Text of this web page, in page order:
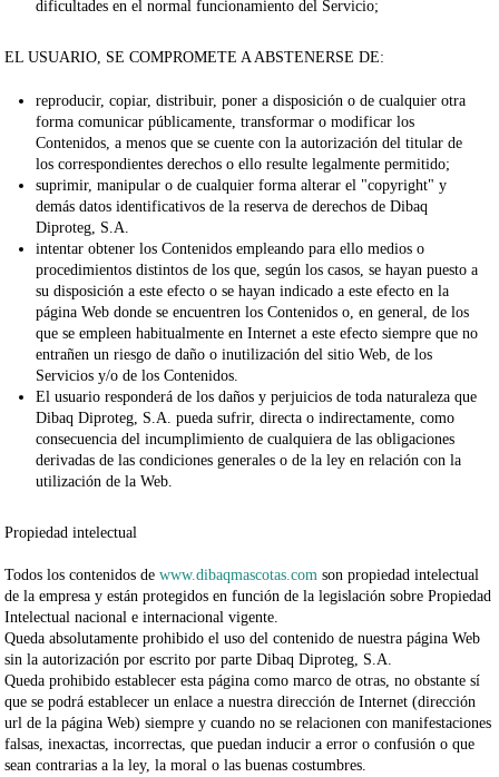
dificultades en el normal funcionamiento del Servicio;
EL USUARIO, SE COMPROMETE A ABSTENERSE DE:
reproducir, copiar, distribuir, poner a disposición o de cualquier otra
forma comunicar públicamente, transformar o modificar los
Contenidos, a menos que se cuente con la autorización del titular de
los correspondientes derechos o ello resulte legalmente permitido;
suprimir, manipular o de cualquier forma alterar el "copyright" y
demás datos identificativos de la reserva de derechos deDibaq
Diproteg, S.A.
intentar obtener los Contenidos empleando para ello medios o
procedimientos distintos de los que, según los casos, se hayan puesto a
su disposición a este efecto o se hayan indicado a este efecto en la
página Web donde se encuentren los Contenidos o, en general, de los
que se empleen habitualmente en Internet a este efecto siempre que no
entrañen un riesgo de daño o inutilización del sitio Web, de los
Servicios y/o de los Contenidos.
El usuario responderá de los daños y perjuicios de toda naturaleza que
Dibaq Diproteg, S.A.pueda sufrir, directa o indirectamente, como
consecuencia del incumplimiento de cualquiera de las obligaciones
derivadas de las condiciones generales o de la ley en relación con la
utilización de la Web.
Propiedad intelectual
Todos los contenidos dewww.dibaqmascotas.com son propiedad intelectual
de la empresa y están protegidos en función de la legislación sobre Propiedad
Intelectual nacional e internacional vigente.
Queda absolutamente prohibido el uso del contenido de nuestra página Web
sin la autorización por escrito por parteDibaq Diproteg, S.A.
Queda prohibido establecer esta página como marco de otras, no obstante sí
que se podrá establecer un enlace a nuestra dirección de Internet (dirección
url de la página Web) siempre y cuando no se relacionen con manifestaciones
falsas, inexactas, incorrectas, que puedan inducir a error o confusión o que
sean contrarias a la ley, la moral o las buenas costumbres.